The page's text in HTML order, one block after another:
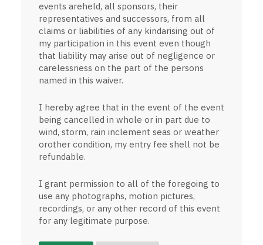
events areheld, all sponsors, their
representatives and successors, from all
claims or liabilities of any kindarising out of
my participation in this event even though
that liability may arise out of negligence or
carelessness on the part of the persons
named in this waiver.
I hereby agree that in the event of the event
being cancelled in whole or in part due to
wind, storm, rain inclement seas or weather
orother condition, my entry fee shell not be
refundable.
I grant permission to all of the foregoing to
use any photographs, motion pictures,
recordings, or any other record of this event
for any legitimate purpose.